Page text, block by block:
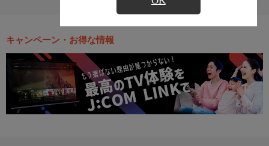
キャンペーン・お得な情報